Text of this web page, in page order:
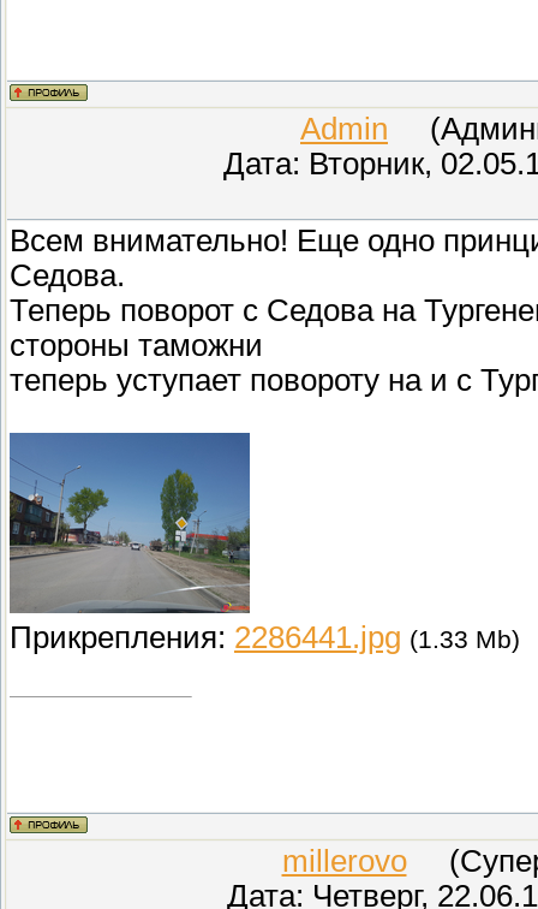
Admin
Дата: Вторник,
Всем внимательно! Еще одно
Седова.
Теперь поворот с Седова на
стороны таможни
теперь уступает повороту на и с
Прикрепления: 2286441.jpg (1.33 Mb)
millerovo
Дата: Четверг,